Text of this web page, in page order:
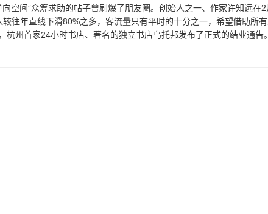
空间”众筹求助的帖子曾刷爆了朋友圈。创始人之一、作家许知远在2
较往年直线下滑80%之多，客流量只有平时的十分之一，希望借助所
杭州首家24小时书店、著名的独立书店乌托邦发布了正式的结业通告